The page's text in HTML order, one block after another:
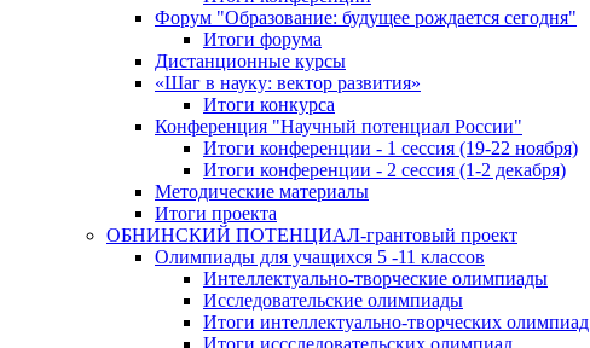
Форум "Образование: будущее рождается сегодня"
Итоги форума
Дистанционные курсы
«Шаг в науку: вектор развития»
Итоги конкурса
Конференция "Научный потенциал России"
Итоги конференции - 1 сессия (19-22 ноября)
Итоги конференции - 2 сессия (1-2 декабря)
Методические материалы
Итоги проекта
ОБНИНСКИЙ ПОТЕНЦИАЛ-грантовый проект
Олимпиады для учащихся 5 -11 классов
Интеллектуально-творческие олимпиады
Исследовательские олимпиады
Итоги интеллектуально-творческих олимпиад
Итоги иссследовательских олимпиад